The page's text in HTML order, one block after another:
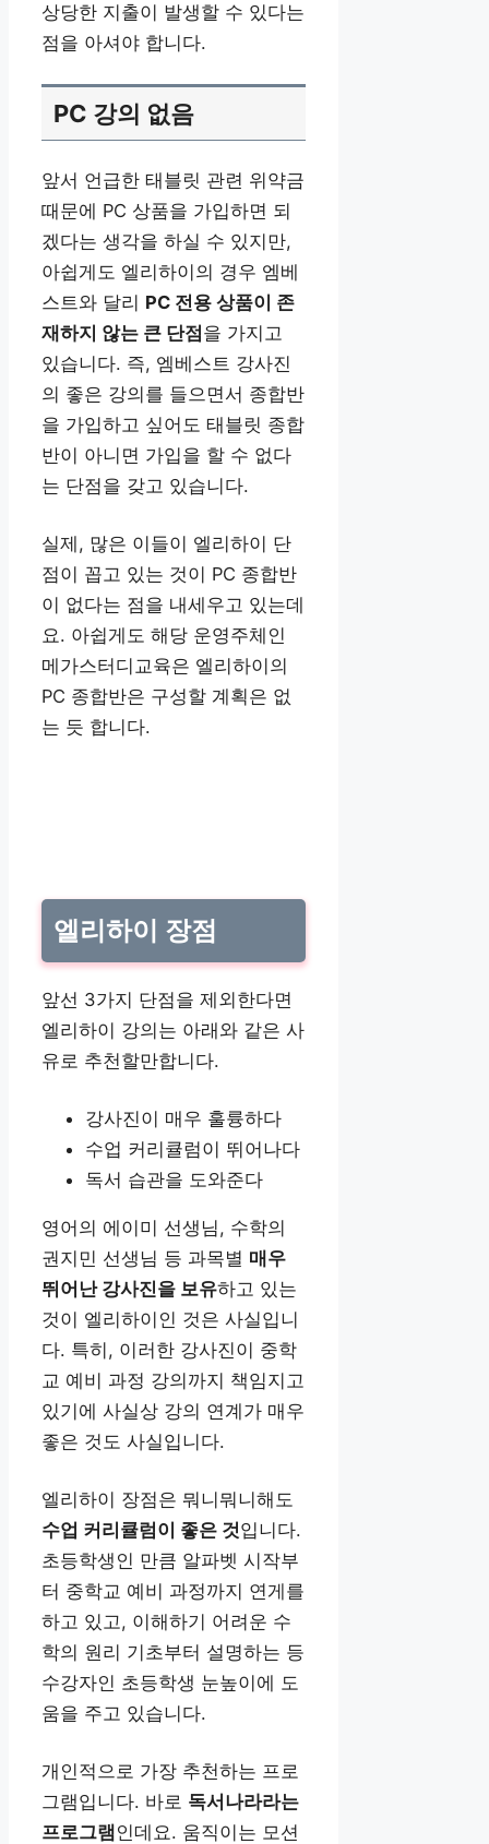
상당한 지출이 발생할 수 있다는
점을 아셔야 합니다.
PC 강의 없음
앞서 언급한 태블릿 관련 위약금
때문에 PC 상품을 가입하면 되
겠다는 생각을 하실 수 있지만,
아쉽게도 엘리하이의 경우 엠베
스트와 달리 PC 전용 상품이 존
재하지 않는 큰 단점을 가지고
있습니다. 즉, 엠베스트 강사진
의 좋은 강의를 들으면서 종합반
을 가입하고 싶어도 태블릿 종합
반이 아니면 가입을 할 수 없다
는 단점을 갖고 있습니다.
실제, 많은 이들이 엘리하이 단
점이 꼽고 있는 것이 PC 종합반
이 없다는 점을 내세우고 있는데
요. 아쉽게도 해당 운영주체인
메가스터디교육은 엘리하이의
PC 종합반은 구성할 계획은 없
는 듯 합니다.
엘리하이 장점
앞선 3가지 단점을 제외한다면
엘리하이 강의는 아래와 같은 사
유로 추천할만합니다.
강사진이 매우 훌륭하다
수업 커리큘럼이 뛰어나다
독서 습관을 도와준다
영어의 에이미 선생님, 수학의
권지민 선생님 등 과목별 매우
뛰어난 강사진을 보유하고 있는
것이 엘리하이인 것은 사실입니
다. 특히, 이러한 강사진이 중학
교 예비 과정 강의까지 책임지고
있기에 사실상 강의 연계가 매우
좋은 것도 사실입니다.
엘리하이 장점은 뭐니뭐니해도
수업 커리큘럼이 좋은 것입니다.
초등학생인 만큼 알파벳 시작부
터 중학교 예비 과정까지 연게를
하고 있고, 이해하기 어려운 수
학의 원리 기초부터 설명하는 등
수강자인 초등학생 눈높이에 도
움을 주고 있습니다.
개인적으로 가장 추천하는 프로
그램입니다. 바로 독서나라라는
프로그램인데요. 움직이는 모션